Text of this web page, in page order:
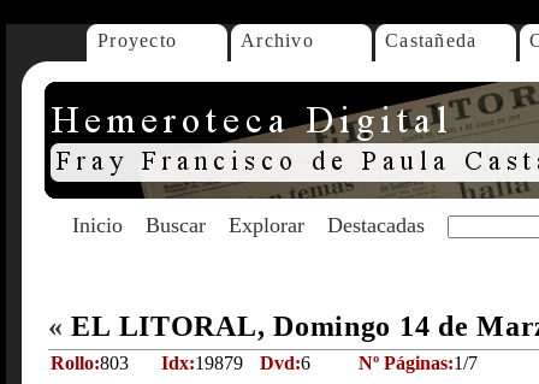
Proyecto Archivo Castañeda
Inicio Buscar Explorar Destacadas
« EL LITORAL, Domingo 14 de
Rollo:803 Idx:19879 Dvd:6 Nº Páginas:1/7